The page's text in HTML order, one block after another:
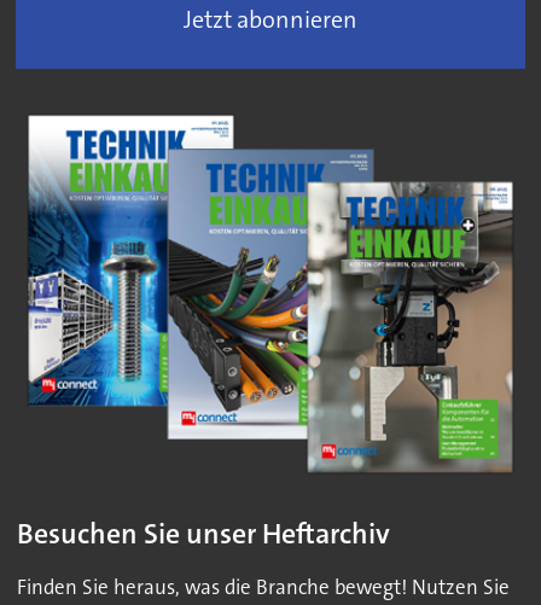
Jetzt abonnieren
Besuchen Sie unser Heftarchiv
Finden Sie heraus, was die Branche bewegt! Nutzen Sie